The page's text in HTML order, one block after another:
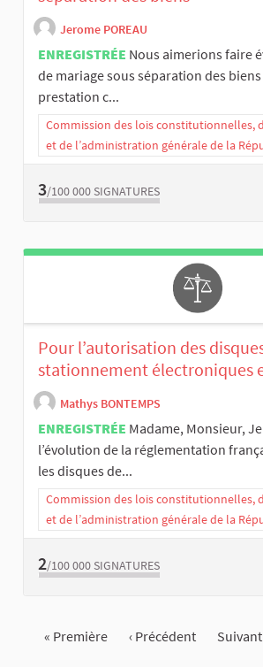
Jerome POREAU
ENREGISTRÉE Nous aimerions faire
de mariage sous séparation des
prestation c...
Commission des lois constitutionnelles,
et de l’administration générale de la
3/100 000 SIGNATURES
Pour l’autorisation des
stationnement électroniques
Mathys BONTEMPS
ENREGISTRÉE Madame, Monsieur,
l’évolution de la réglementation
les disques de...
Commission des lois constitutionnelles,
et de l’administration générale de la
2/100 000 SIGNATURES
« Première ‹ Précédent Suivant